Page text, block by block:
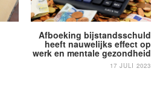
Afboeking bijstandsschuld
heeft nauwelijks effect op
werk en mentale gezondheid
17 JULI 2023